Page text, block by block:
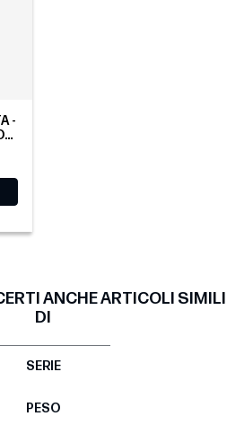
-
ANCHE ARTICOLI SIMILI
DI
SERIE
PESO